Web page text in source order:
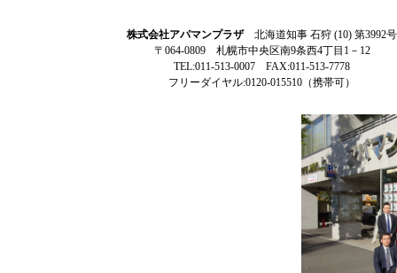
株式会社アパマンプラザ北海道知事 石狩 (10) 第3992号
〒064-0809 札幌市中央区南9条西4丁目1－12
TEL:011-513-0007 FAX:011-513-7778
フリーダイヤル:0120-015510（携帯可）